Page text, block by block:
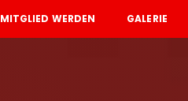
MITGLIED WERDEN GALERIE